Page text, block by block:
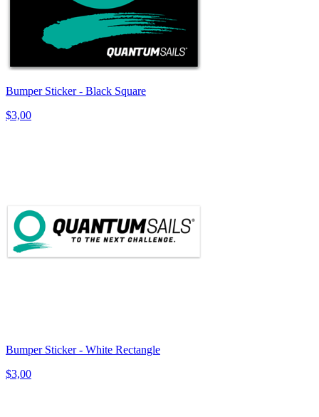
Bumper Sticker - Black Square
$3,00
Bumper Sticker - White Rectangle
$3,00